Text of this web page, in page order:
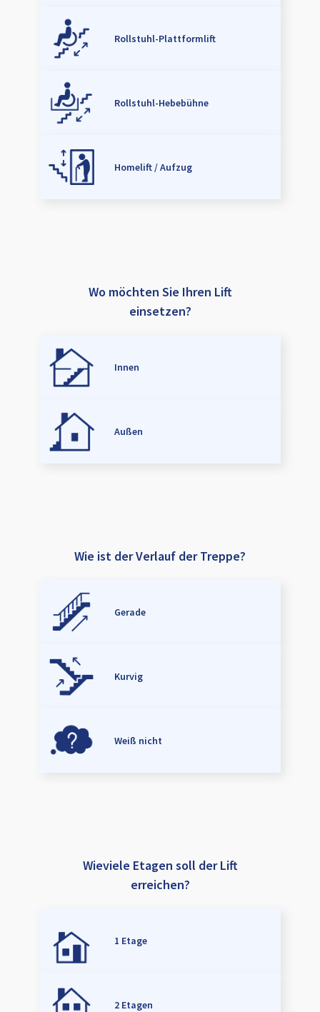
Rollstuhl-Plattformlift
Rollstuhl-Hebebühne
Homelift / Aufzug
Wo möchten Sie Ihren Lift
einsetzen?
Innen
Außen
Wie ist der Verlauf der Treppe?
Gerade
Kurvig
Weiß nicht
Wieviele Etagen soll der Lift
erreichen?
1 Etage
2 Etagen